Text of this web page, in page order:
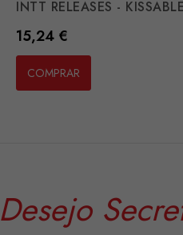
INTT RELEASES -
Preço
15,24 €
COMPRAR
Desejo